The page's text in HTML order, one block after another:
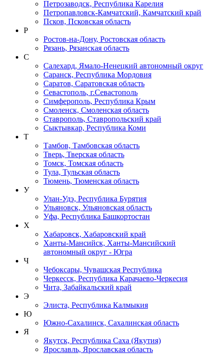
Петрозаводск, Республика Карелия
Петропавловск-Камчатский, Камчатский край
Псков, Псковская область
Р
Ростов-на-Дону, Ростовская область
Рязань, Рязанская область
С
Салехард, Ямало-Ненецкий автономный округ
Саранск, Республика Мордовия
Саратов, Саратовская область
Севастополь, г.Севастополь
Симферополь, Республика Крым
Смоленск, Смоленская область
Ставрополь, Ставропольский край
Сыктывкар, Республика Коми
Т
Тамбов, Тамбовская область
Тверь, Тверская область
Томск, Томская область
Тула, Тульская область
Тюмень, Тюменская область
У
Улан-Удэ, Республика Бурятия
Ульяновск, Ульяновская область
Уфа, Республика Башкортостан
Х
Хабаровск, Хабаровский край
Ханты-Мансийск, Ханты-Мансийский
автономный округ - Югра
Ч
Чебоксары, Чувашская Республика
Черкесск, Республика Карачаево-Черкесия
Чита, Забайкальский край
Э
Элиста, Республика Калмыкия
Ю
Южно-Сахалинск, Сахалинская область
Я
Якутск, Республика Саха (Якутия)
Ярославль, Ярославская область